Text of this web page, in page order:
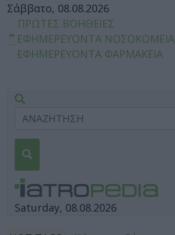
Σάββατο, 08.08.2026
ΠΡΩΤΕΣ ΒΟΗΘΕΙΕΣ
ΕΦΗΜΕΡΕΥΟΝΤΑ ΝΟΣΟΚΟΜΕΙΑ
ΕΦΗΜΕΡΕΥΟΝΤΑ ΦΑΡΜΑΚΕΙΑ
Saturday, 08.08.2026